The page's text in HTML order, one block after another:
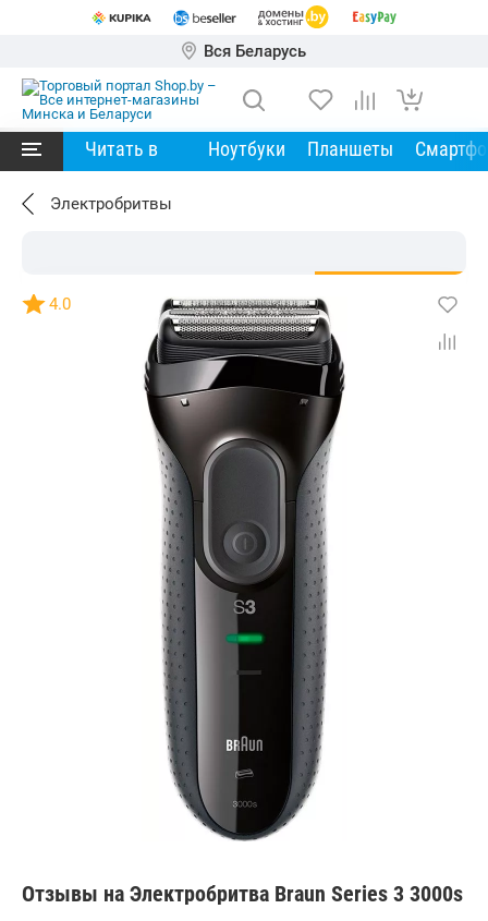
Вся Беларусь
Читать в Ноутбуки Планшеты
Электробритвы
Отзывы на Электробритва Braun Series 3 3000s
4.0